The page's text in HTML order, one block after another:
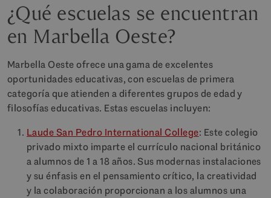
¿Qué escuelas se encuentran
en Marbella Oeste?
Marbella Oeste ofrece una gama de excelentes
oportunidades educativas, con escuelas de primera
categoría que atienden a diferentes grupos de edad y
filosofías educativas. Estas escuelas incluyen:
Laude San Pedro International College: Este colegio
privado mixto imparte el currículo nacional británico
a alumnos de 1 a 18 años. Sus modernas instalaciones
y su énfasis en el pensamiento crítico, la creatividad
y la colaboración proporcionan a los alumnos una